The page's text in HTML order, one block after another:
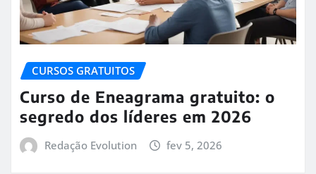
CURSOS GRATUITOS
Curso de Eneagrama gratuito: o
segredo dos líderes em 2026
Redação Evolution fev 5, 2026